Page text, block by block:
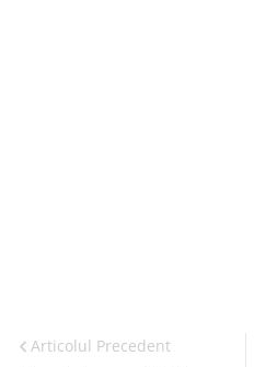
Articolul Precedent